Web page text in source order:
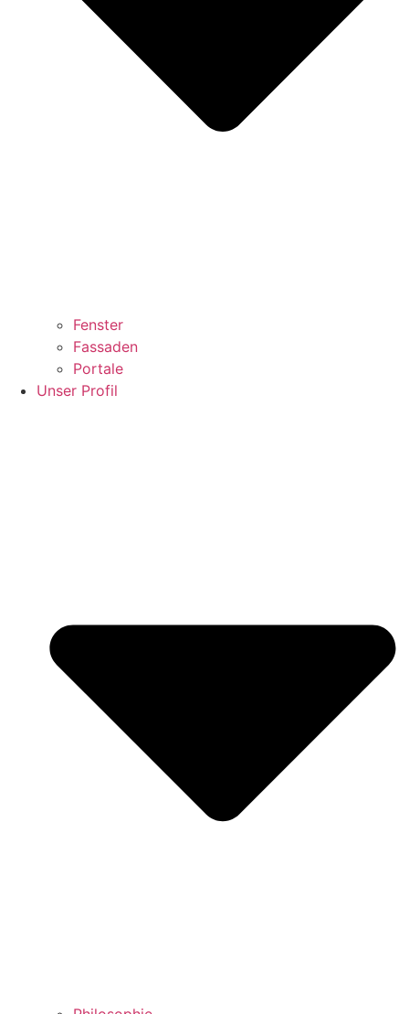
Fenster
Fassaden
Portale
Unser Profil